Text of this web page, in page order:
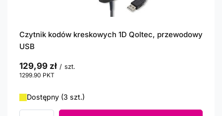
Czytnik kodów kreskowych 1D Qoltec, przewodowy
USB
129,99 zł / szt.
1299.90 PKT
Dostępny (3 szt.)